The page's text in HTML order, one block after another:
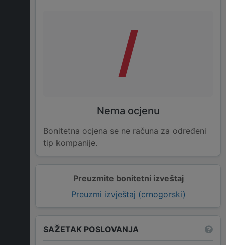
Preuzmite bonitetni izveštaj
Preuzmi izvještaj (crnogorski)
/
Nema ocjenu
Bonitetna ocjena se ne računa za određeni
tip kompanije.
SAŽETAK POSLOVANJA